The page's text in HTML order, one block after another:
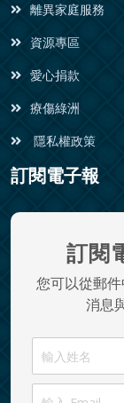
離異家庭服務
資源專區
愛心捐款
療傷綠洲
隱私權政策
訂閱電子報
訂閱
您可以從郵
消息